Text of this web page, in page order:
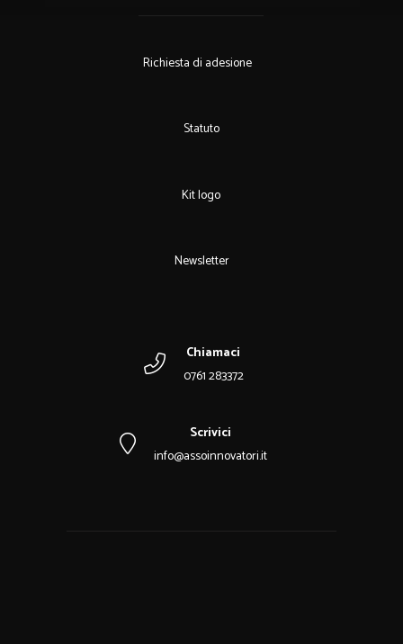
Richiesta di adesione
Statuto
Kit logo
Newsletter
Chiamaci
0761 283372
Scrivici
info@assoinnovatori.it